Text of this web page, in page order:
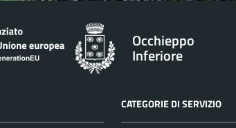
Occhieppo
Inferiore
CATEGORIE DI SERVIZIO